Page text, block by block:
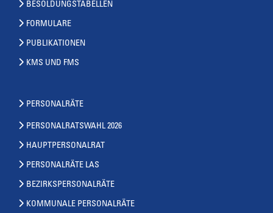
BESOLDUNGSTABELLEN
FORMULARE
PUBLIKATIONEN
KMS UND FMS
PERSONALRÄTE
PERSONALRATSWAHL 2026
HAUPTPERSONALRAT
PERSONALRÄTE LAS
BEZIRKSPERSONALRÄTE
KOMMUNALE PERSONALRÄTE